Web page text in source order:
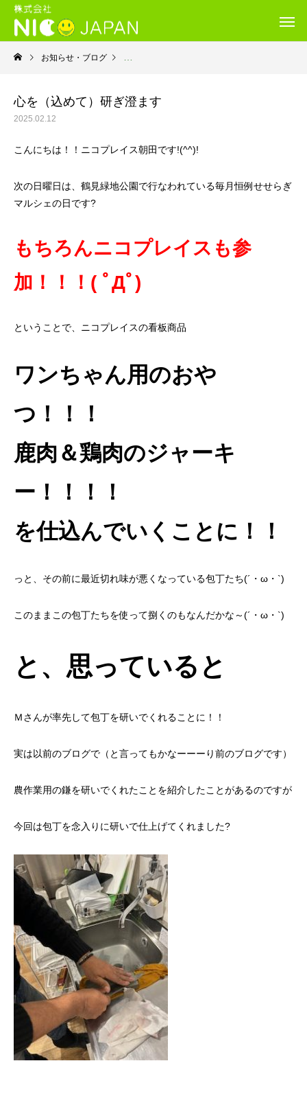
お知らせ・ブログ 就労継続支援Ｂ型・ニコプレイス
心を（込めて）研ぎ澄ます
2025.02.12
こんにちは！！ニコプレイス朝田です!(^^)!
次の日曜日は、鶴見緑地公園で行なわれている毎月恒例せせらぎ
マルシェの日です?
もちろんニコプレイスも参
加！！！( ﾟДﾟ)
ということで、ニコプレイスの看板商品
ワンちゃん用のおや
つ！！！
鹿肉＆鶏肉のジャーキ
ー！！！！
を仕込んでいくことに！！
っと、その前に最近切れ味が悪くなっている包丁たち(´・ω・`)
このままこの包丁たちを使って捌くのもなんだかな～(´・ω・`)
と、思っていると
Ｍさんが率先して包丁を研いでくれることに！！
実は以前のブログで（と言ってもかなーーーり前のブログです）
農作業用の鎌を研いでくれたことを紹介したことがあるのですが
今回は包丁を念入りに研いで仕上げてくれました?